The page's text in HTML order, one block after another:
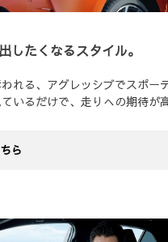
したくなるスタイル。
れる、アグレッシブでスポー
いるだけで、走りへの期待が
ら